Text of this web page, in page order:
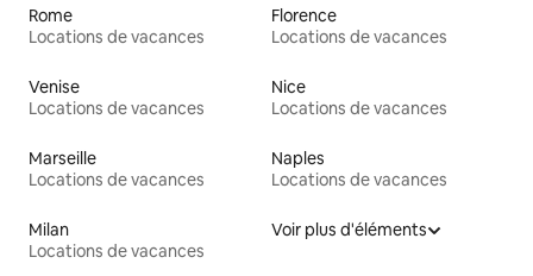
Rome
Locations de vacances
Florence
Locations de vacances
Venise
Locations de vacances
Nice
Locations de vacances
Marseille
Locations de vacances
Naples
Locations de vacances
Milan
Locations de vacances
Voir plus d'éléments